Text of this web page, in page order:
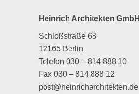
Heinrich Architekten GmbH
Schloßstraße 68
12165 Berlin
Telefon 030 – 814 888 10
Fax 030 – 814 888 12
post@heinricharchitekten.de